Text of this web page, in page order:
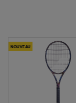
NOUVEAU